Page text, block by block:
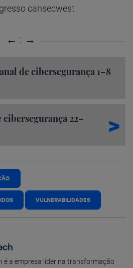
cansecwest
de cibersegurança 1–8
22–
VULNERABILIDADES
é a empresa líder na transformação